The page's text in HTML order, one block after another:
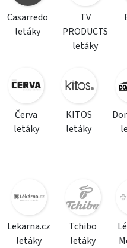
Casarredo
letáky
TV
PRODUCTS
letáky
Červa
letáky
KITOS
letáky
Lekarna.cz
letáky
Tchibo
letáky